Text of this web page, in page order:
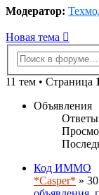
Модератор:
Новая тема
11 тем • Страница 1
Объявления
Ответы
Код ИММО
*Casper* »